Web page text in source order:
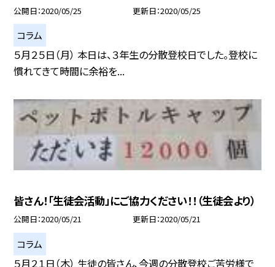
公開日 2020/05/25 更新日 2020/05/25
コラム
５月２５日（月） 本日は、３年生の分散登校日でした。登校に
慣れてきて時間に余裕を...
皆さん！「生徒会活動」にご協力ください！！（生徒会より）
公開日 2020/05/21 更新日 2020/05/21
コラム
５月２１日（木） 生徒の皆さん、今週の分散登校ご苦労様で